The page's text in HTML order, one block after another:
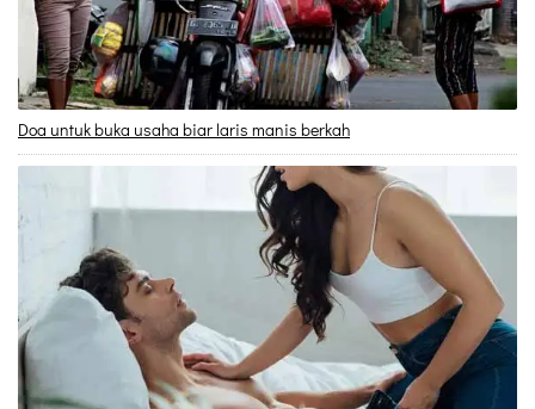
Doa untuk buka usaha biar laris manis berkah